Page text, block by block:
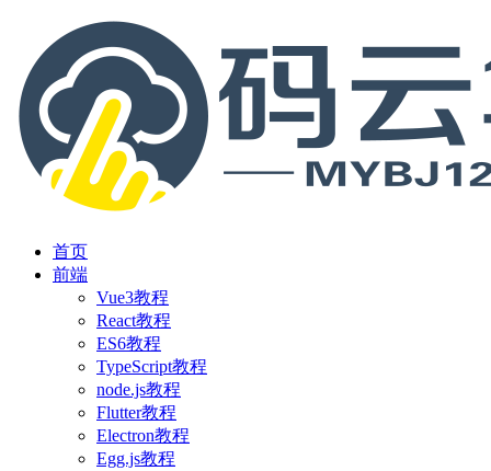
首页
前端
Vue3教程
React教程
ES6教程
TypeScript教程
node.js教程
Flutter教程
Electron教程
Egg.js教程